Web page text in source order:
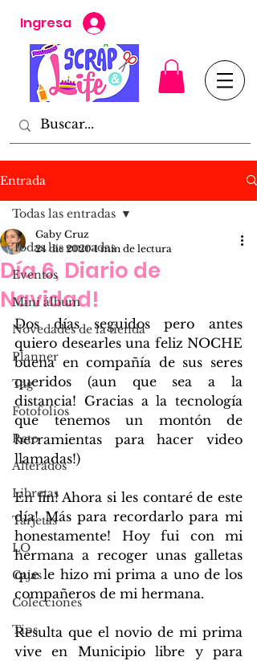
Ingresa
Entrada
Todas las entradas
Eventos
Mini álbum
Novedades de la tienda
Planner
Tag
Fotofolios
Reto
Alterados
Libretas
Tarjetas
LO
Cajas
Colecciones
Tips
Todas las entradas
Día 6, Diario de
Navidad!
Gaby Cruz
24 dic 2020 1 min de lectura
Dos días seguidos pero antes
quiero desearles una feliz NOCHE
buena en compañía de sus seres
queridos (aun que sea a la
distancia! Gracias a la tecnología
que tenemos un montón de
herramientas para hacer video
llamadas!)
En fin! Ahora si les contaré de este
día! Más para recordarlo para mi
honestamente! Hoy fui con mi
hermana a recoger unas galletas
que le hizo mi prima a uno de los
compañeros de mi hermana.
Resulta que el novio de mi prima
vive en Municipio libre y para